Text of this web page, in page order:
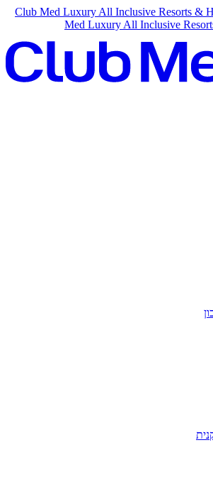
Club Med Luxury All Inclusive Resorts &
Med Luxury All Inclusive